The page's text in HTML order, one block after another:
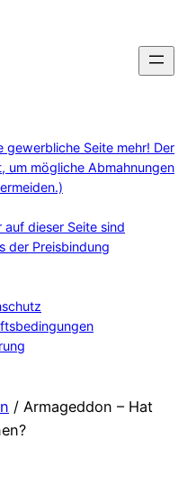
gewerbliche Seite mehr! Der
um mögliche Abmahnungen
auf dieser Seite sind
der Preisbindung
/ Armageddon – Hat